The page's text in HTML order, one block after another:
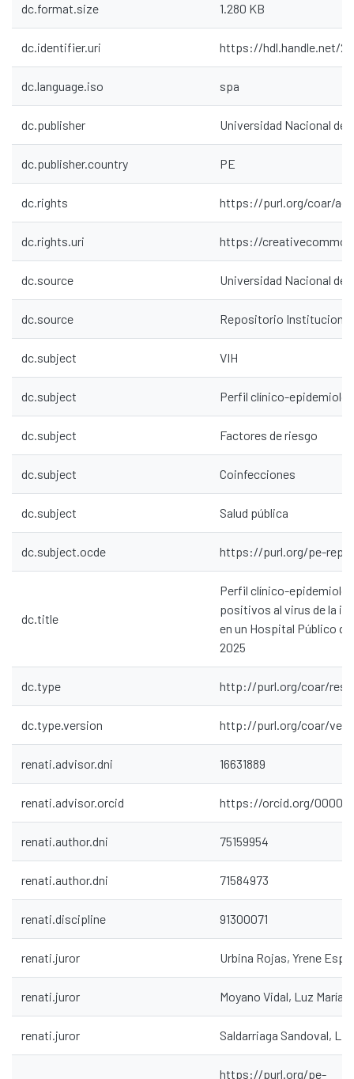
dc.format.size 1.280 KB
dc.identifier.uri https://hdl.handle.net/
dc.language.iso spa
dc.publisher Universidad Nacional de
dc.publisher.country PE
dc.rights https://purl.org/coar/
dc.rights.uri https://
dc.source Universidad Nacional de
dc.source Repositorio Institucional
dc.subject VIH
dc.subject Perfil clínico-
dc.subject Factores de riesgo
dc.subject Coinfecciones
dc.subject Salud pública
dc.subject.ocde https://purl.org/pe-
dc.title
Perfil clínico-
positivos al virus de la
en un Hospital Público
2025
dc.type http://purl.org/coar/
dc.type.version http://purl.org/coar/
renati.advisor.dni 16631889
renati.advisor.orcid https://orcid.org/0000-
renati.author.dni 75159954
renati.author.dni 71584973
renati.discipline 91300071
renati.juror Urbina Rojas, Yrene
renati.juror Moyano Vidal, Luz María
renati.juror Saldarriaga Sandoval,
https://purl.org/pe-